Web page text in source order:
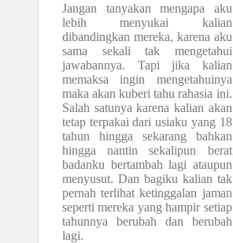
Jangan tanyakan mengapa aku
lebih menyukai kalian
dibandingkan mereka, karena aku
sama sekali tak mengetahui
jawabannya. Tapi jika kalian
memaksa ingin mengetahuinya
maka akan kuberi tahu rahasia ini.
Salah satunya karena kalian akan
tetap terpakai dari usiaku yang 18
tahun hingga sekarang bahkan
hingga nantin sekalipun berat
badanku bertambah lagi ataupun
menyusut. Dan bagiku kalian tak
pernah terlihat ketinggalan jaman
seperti mereka yang hampir setiap
tahunnya berubah dan berubah
lagi.